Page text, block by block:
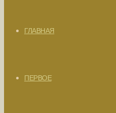
ГЛАВНАЯ
ПЕРВОЕ